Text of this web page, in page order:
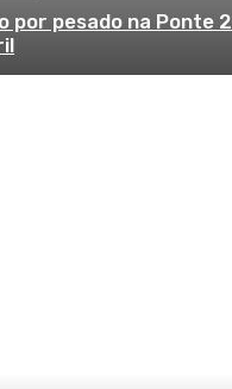
pesado na Ponte